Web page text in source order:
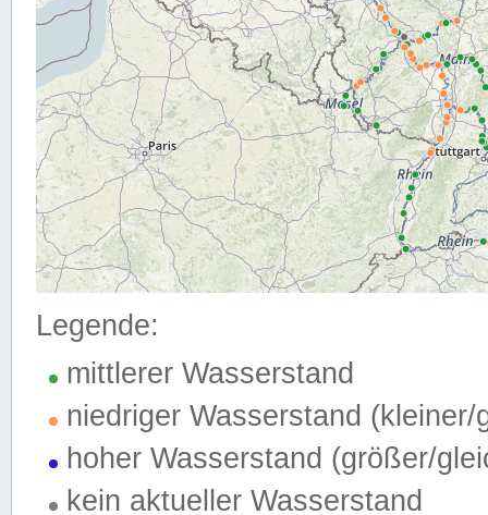
Legende:
mittlerer Wasserstand
niedriger Wasserstand (kleiner/
hoher Wasserstand (größer/
kein aktueller Wasserstand